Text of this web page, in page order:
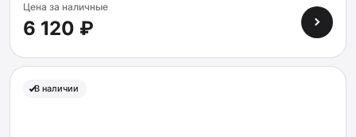
Цена за наличные
6 120 ₽
В наличии